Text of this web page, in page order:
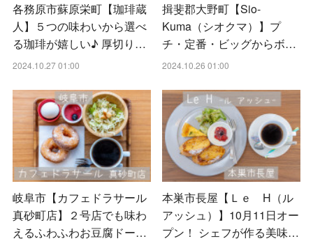
各務原市蘇原栄町【珈琲蔵
人】５つの味わいから選べ
る珈琲が嬉しい♪ 厚切り…
2024.10.27 01:00
揖斐郡大野町【Sio-
Kuma（シオクマ）】プ
チ・定番・ビッグからボ…
2024.10.26 01:00
岐阜市【カフェドラサール
真砂町店】２号店でも味わ
えるふわふわお豆腐ドー…
本巣市長屋【Ｌｅ H（ル
アッシュ）】10月11日オー
プン！ シェフが作る美味…